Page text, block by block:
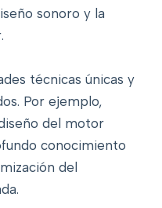
sonoro y la
técnicas únicas y
Por ejemplo,
del motor
conocimiento
del